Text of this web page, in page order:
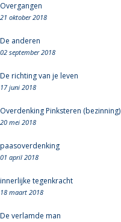
Overgangen
21 oktober 2018
De anderen
02 september 2018
De richting van je leven
17 juni 2018
Overdenking Pinksteren (bezinning)
20 mei 2018
paasoverdenking
01 april 2018
innerlijke tegenkracht
18 maart 2018
De verlamde man